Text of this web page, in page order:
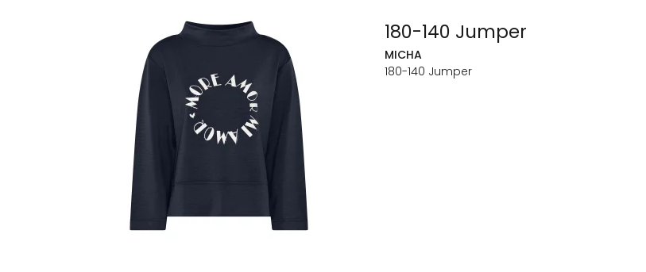
180-140 Jumper
MICHA
180-140 Jumper